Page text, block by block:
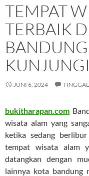
TEMPAT
TERBAIK
KUNJUNGI
JUNI 6, 2024
bukitharapan.com
wisata alam yang
ketika sedang
tempat wisata alam
datangkan dengan
lainnya kota bandung